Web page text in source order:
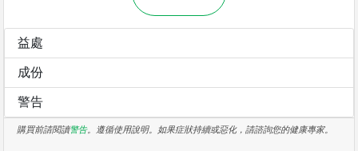
益處
成份
警告
購買前請閱讀警告。遵循使用說明。如果症狀持續或惡化，請諮詢您的健康專家。